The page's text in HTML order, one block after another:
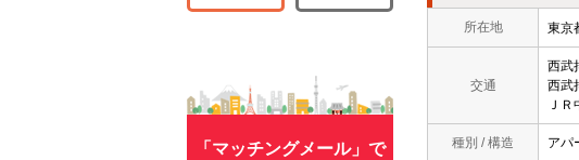
所在地 東京
交通
西武
西武
Ｊ
種別 / 構造 アパ
「マッチングメール」で